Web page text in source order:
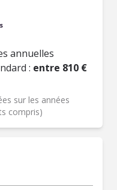
annuelles
: entre 810 €
sur les années
compris)